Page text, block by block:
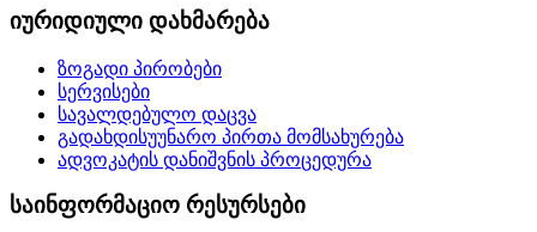
იურიდიული დახმარება
ზოგადი პირობები
სერვისები
სავალდებულო დაცვა
გადახდისუუნარო პირთა მომსახურება
ადვოკატის დანიშვნის პროცედურა
საინფორმაციო რესურსები